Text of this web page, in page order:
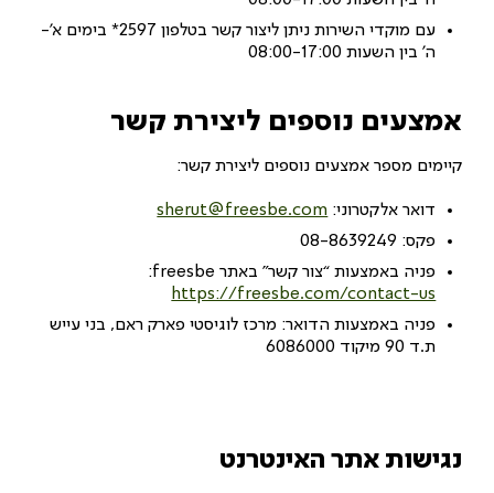
עם מוקדי השירות ניתן ליצור קשר בטלפון 2597* בימים א’-
ה’ בין השעות 08:00-17:00
אמצעים נוספים ליצירת קשר
קיימים מספר אמצעים נוספים ליצירת קשר:
דואר אלקטרוני: sherut@freesbe.com
פקס: 08-8639249
פניה באמצעות “צור קשר” באתר freesbe:‏
https://freesbe.com/contact-us
פניה באמצעות הדואר: מרכז לוגיסטי פארק ראם, בני עייש
ת.ד 90 מיקוד 6086000
נגישות אתר האינטרנט